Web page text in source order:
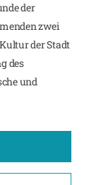
der
zwei
der Stadt
des
und